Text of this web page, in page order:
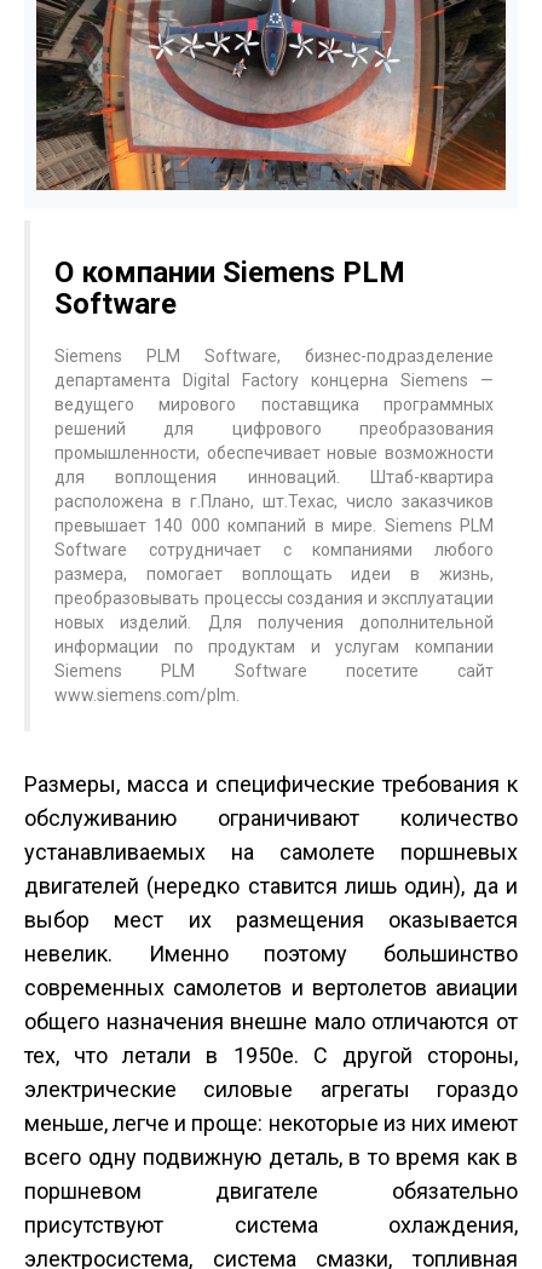
О компании Siemens PLM
Software
Siemens PLM Software, бизнес-подразделение
департамента Digital Factory концерна Siemens —
ведущего мирового поставщика программных
решений для цифрового преобразования
промышленности, обеспечивает новые возможности
для воплощения инноваций. Штаб-квартира
расположена в г.Плано, шт.Техас, число заказчиков
превышает 140 000 компаний в мире. Siemens PLM
Software сотрудничает с компаниями любого
размера, помогает воплощать идеи в жизнь,
преобразовывать процессы создания и эксплуатации
новых изделий. Для получения дополнительной
информации по продуктам и услугам компании
Siemens PLM Software посетите сайт
www.siemens.com/plm.
Размеры, масса и специфические требования к
обслуживанию ограничивают количество
устанавливаемых на самолете поршневых
двигателей (нередко ставится лишь один), да и
выбор мест их размещения оказывается
невелик. Именно поэтому большинство
современных самолетов и вертолетов авиации
общего назначения внешне мало отличаются от
тех, что летали в 1950­е. С другой стороны,
электрические силовые агрегаты гораздо
меньше, легче и проще: некоторые из них имеют
всего одну подвижную деталь, в то время как в
поршневом двигателе обязательно
присутствуют система охлаждения,
электросистема, система смазки, топливная